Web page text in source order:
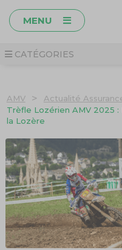
MENU
CATÉGORIES
AMV > Actualité
Trèfle Lozérien AMV 2025
la Lozère